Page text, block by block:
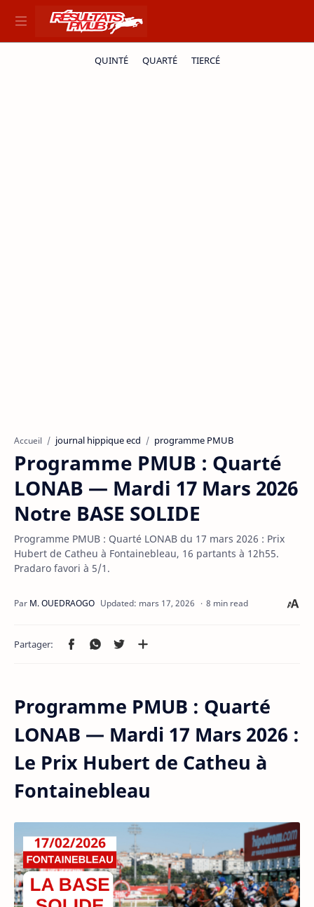
Accueil journal hippique ecd programme PMUB
Programme PMUB : Quarté
LONAB — Mardi 17 Mars 2026
Notre BASE SOLIDE
Programme PMUB : Quarté LONAB du 17 mars 2026 : Prix
Hubert de Catheu à Fontainebleau, 16 partants à 12h55.
Pradaro favori à 5/1.
8 min read
Programme PMUB : Quarté
LONAB — Mardi 17 Mars 2026 :
Le Prix Hubert de Catheu à
Fontainebleau